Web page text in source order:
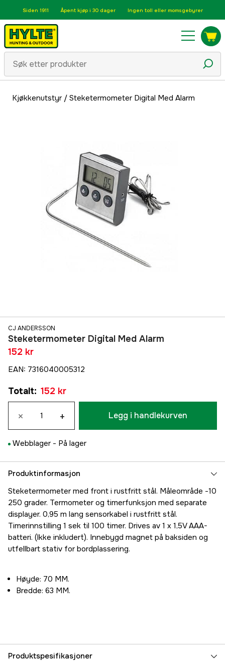
Siden 1911 Åpent kjøp i 30 dager Ingen toll eller momsgebyrer
Kjøkkenutstyr/ Steketermometer Digital Med Alarm
CJ ANDERSSON
Steketermometer Digital Med Alarm
152 kr
EAN: 7316040005312
Totalt: 152 kr
× + Legg i handlekurven
Webblager - På lager
Produktinformasjon
Steketermometer med front i rustfritt stål. Måleområde -10
250 grader. Termometer og timerfunksjon med separate
displayer. 0,95 m lang sensorkabel i rustfritt stål.
Timerinnstilling 1 sek til 100 timer. Drives av 1 x 1,5V AAA-
batteri. (Ikke inkludert). Innebygd magnet på baksiden og
utfellbart stativ for bordplassering.
Høyde: 70 MM.
Bredde: 63 MM.
Produktspesifikasjoner